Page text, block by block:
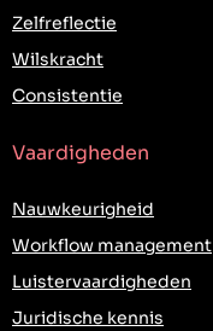
Zelfreflectie
Wilskracht
Consistentie
Vaardigheden
Nauwkeurigheid
Workflow management
Luistervaardigheden
Juridische kennis